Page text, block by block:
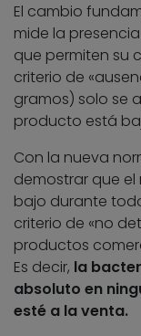
El cambio
mide la
que permiten su
criterio de
gramos) solo se
producto está
Con la nueva
demostrar que
bajo durante
criterio de «no
productos
Es decir, la
absoluto en
esté a la venta.